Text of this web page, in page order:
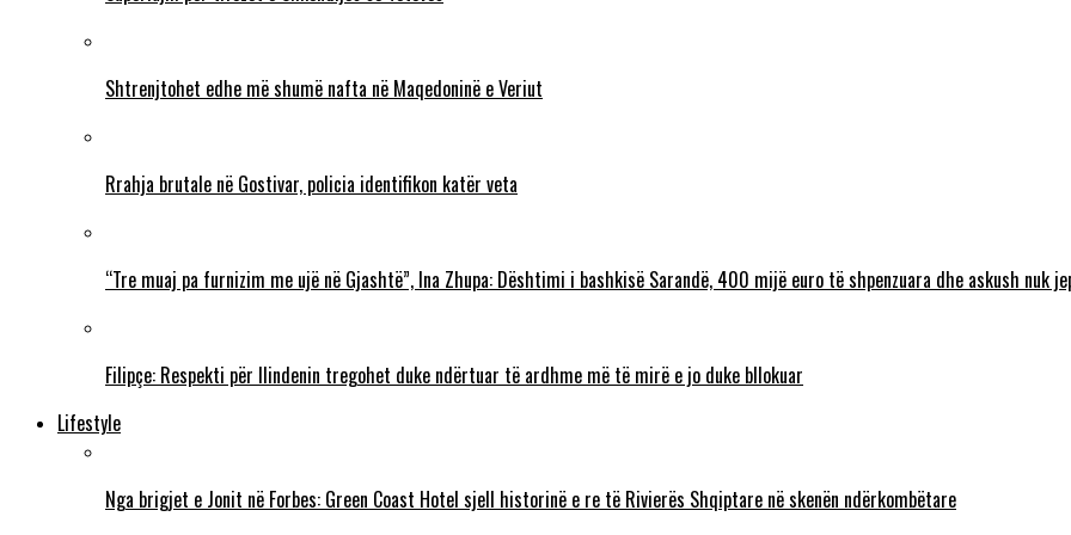
Shtrenjtohet edhe më shumë nafta në Maqedoninë e Veriut
Rrahja brutale në Gostivar, policia identifikon katër veta
“Tre muaj pa furnizim me ujë në Gjashtë”, Ina Zhupa: Dështimi i bashkisë Sarandë, 400 mijë euro të shpenzuara dhe askush nuk
Filipçe: Respekti për Ilindenin tregohet duke ndërtuar të ardhme më të mirë e jo duke bllokuar
Lifestyle
Nga brigjet e Jonit në Forbes: Green Coast Hotel sjell historinë e re të Rivierës Shqiptare në skenën ndërkombëtare